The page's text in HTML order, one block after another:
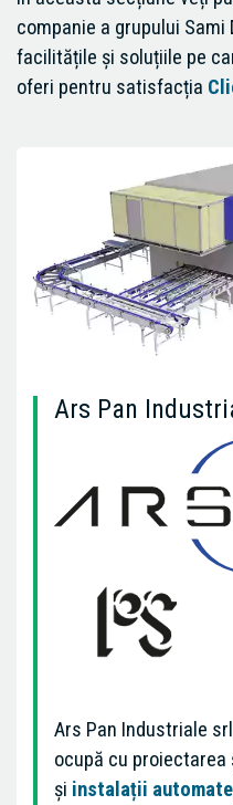
companie a grupului Sami
facilitățile și soluțiile pe
oferi pentru satisfacția
Ars Pan
Ars Pan Industriale
ocupă cu
și instalații